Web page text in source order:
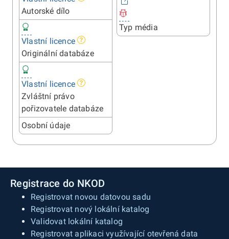
Autorské dílo
Vlastní licence
Originální databáze
Vlastní licence
Zvláštní právo
pořizovatele databáze
Osobní údaje
Typ média
Registrace do NKOD
Registrovat novou datovou sadu
Registrovat nový lokální katalog
Validovat lokální katalog
Registrovat aplikaci využívající otevřená data